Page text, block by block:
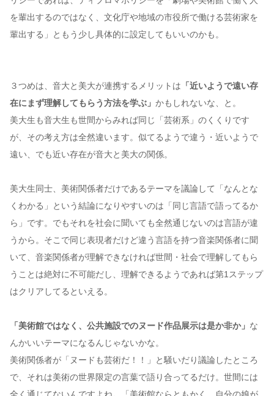
を輩出するのではなく、文化庁や地域の市役所で働ける芸術家を
輩出する」ともう少し具体的に設定してもいいのかも。
３つめは、音大と美大が連携するメリットは 「近いようで遠い存
在にまず理解してもらう方法を学ぶ」 かもしれないな、と。
美大生も音大生も世間からみれば同じ「芸術系」のくくりです
が、その考え方は全然違います。似てるようで違う・近いようで
遠い、でも近い存在が音大と美大の関係。
美大生同士、美術関係者だけであるテーマを議論して「なんとな
くわかる」という結論になりやすいのは「同じ言語で語ってるか
ら」です。でもそれを社会に聞いても全然通じないのは言語が違
うから。そこで同じ表現者だけど違う言語を持つ音楽関係者に聞
いて、音楽関係者が理解できなければ世間・社会で理解してもら
うことは絶対に不可能だし、理解できるようであれば第1ステップ
はクリアしてるといえる。
「美術館ではなく、公共施設でのヌード作品展示は是か非か」 な
んかいいテーマになるんじゃないかな。
美術関係者が「ヌードも芸術だ！！」と騒いだり議論したところ
で、それは美術の世界限定の言葉で語り合ってるだけ。世間には
全く通じてないんですよね。「美術館ならともかく、自分の娘が